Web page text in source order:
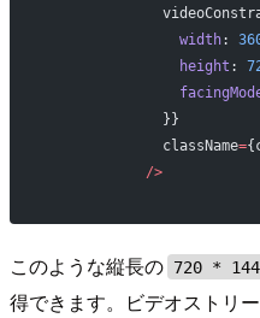
                width
:
                height
:
              }}
              className
=
            />
このような縦長の 720 *
得できます。ビデオストリ